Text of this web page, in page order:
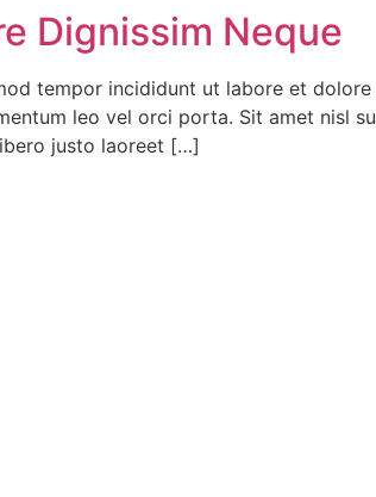
Dignissim Neque
tempor incididunt ut labore et dolore
leo vel orci porta. Sit amet nisl
justo laoreet […]